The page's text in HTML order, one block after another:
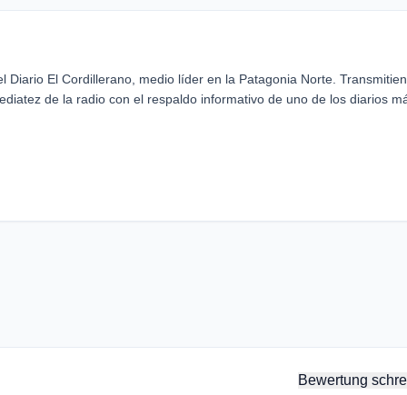
El Cordillerano, medio líder en la Patagonia Norte.
de la radio con el respaldo informativo de uno de los diarios
Bewertung